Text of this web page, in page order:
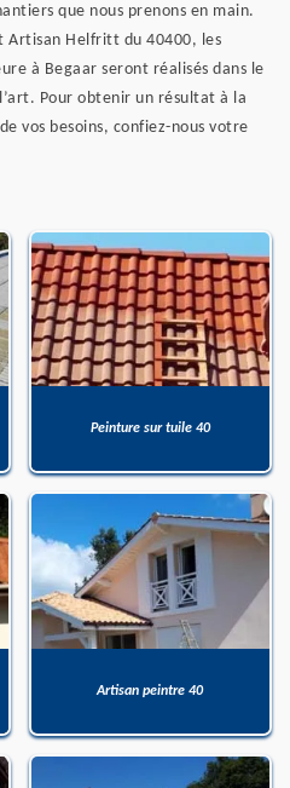
que nous prenons en main.
Artisan Helfritt du 40400, les
à Begaar seront réalisés dans le
Pour obtenir un résultat à la
vos besoins, confiez-nous votre
Peinture sur tuile 40
Artisan peintre 40